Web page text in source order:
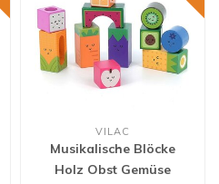
VILAC
Musikalische Blöcke
Holz Obst Gemüse